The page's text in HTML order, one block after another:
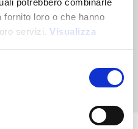
potrebbero combinarle
loro o che hanno
servizi. Visualizza
lo que buscabas?
o haz tu pedido